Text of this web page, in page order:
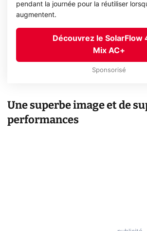
pendant la journée pour la réutiliser
augmentent.
Découvrez le SolarFlow
Mix AC+
Sponsorisé
Une superbe image et de
performances